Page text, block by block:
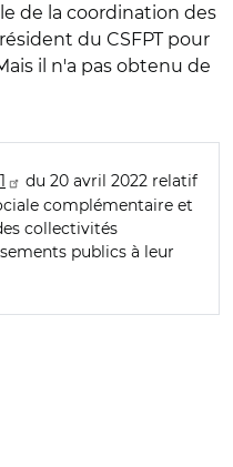
de la coordination des
du CSFPT pour
il n'a pas obtenu de
du 20 avril 2022 relatif
complémentaire et
collectivités
publics à leur